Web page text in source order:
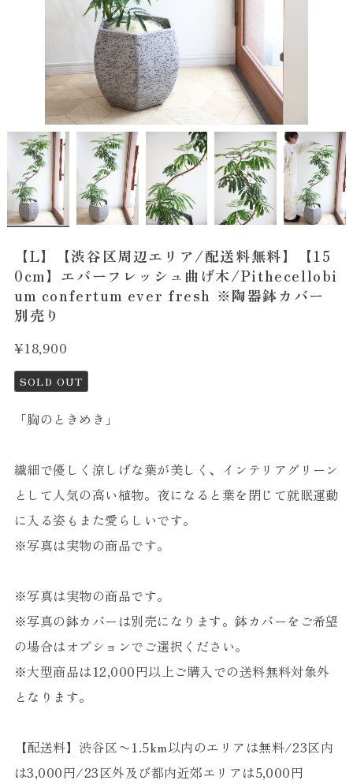
【L】【渋谷区周辺エリア/配送料無料】【15
0cm】エバーフレッシュ曲げ木/Pithecellobi
um confertum ever fresh ※陶器鉢カバー
別売り
¥18,900
SOLD OUT
「胸のときめき」
繊細で優しく涼しげな葉が美しく、インテリアグリーン
として人気の高い植物。夜になると葉を閉じて就眠運動
に入る姿もまた愛らしいです。
※写真は実物の商品です。
※写真は実物の商品です。
※写真の鉢カバーは別売になります。鉢カバーをご希望
の場合はオプションでご選択ください。
※大型商品は12,000円以上ご購入での送料無料対象外
となります。
【配送料】渋谷区〜1.5km以内のエリアは無料/23区内
は3,000円/23区外及び都内近郊エリアは5,000円